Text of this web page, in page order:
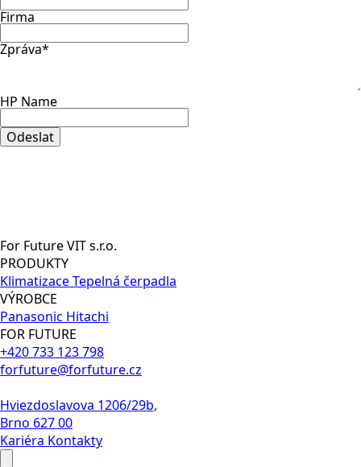
Firma
Zpráva*
HP Name
Odeslat
For Future VIT s.r.o.
PRODUKTY
KlimatizaceTepelná čerpadla
VÝROBCE
Panasonic Hitachi
FOR FUTURE
+420 733 123 798
forfuture@forfuture.cz
Hviezdoslavova 1206/29b,
Brno 627 00
Kariéra Kontakty